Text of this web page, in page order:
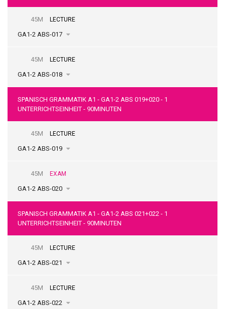
GA1-2 ABS-017
45M LECTURE
GA1-2 ABS-018
45M LECTURE
SPANISCH GRAMMATIK A1 - GA1-2 ABS 019+020 - 1
UNTERRICHTSEINHEIT - 90MINUTEN
GA1-2 ABS-019
45M LECTURE
GA1-2 ABS-020
45M EXAM
SPANISCH GRAMMATIK A1 - GA1-2 ABS 021+022 - 1
UNTERRICHTSEINHEIT - 90MINUTEN
GA1-2 ABS-021
45M LECTURE
GA1-2 ABS-022
45M LECTURE